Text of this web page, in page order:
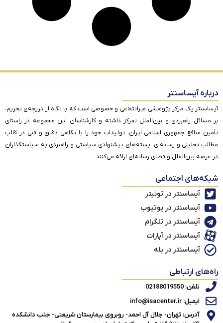
درباره آیساسنتر
آیساسنتر یک مرکز پژوهشی غیرانتفاعی و خصوصی است که با نگاه از دریچه‌ی تحریم،
بر مسائل راهبردی و بین‌الملل تمرکز داشته و کارشناسان این مجموعه در راستای
تأمین منافع جمهوری اسلامی ایران، تولیدات خود را با نگاهی دقیق و فنی در قالب
مطالب تحلیلی و رسانه‌ای، بسته‌های پیشنهادی سیاستی و راهبردی به سیاستگذاران
در عرصه بین‌الملل و فضای رسانه‌ای ارائه می‌کنند.
شبکه‌های اجتماعی
آیساسنتر در توئیتر
آیساسنتر در یوتیوب
آیساسنتر در تلگرام
آیساسنتر در آپارات
آیساسنتر در بله
راه‌های ارتباطی
تلفن: 02188019550
ایمیل: info@isacenter.ir
آدرس: تهران- جلال آل احمد- روبروی بیمارستان شریعتی- جنب دانشکده